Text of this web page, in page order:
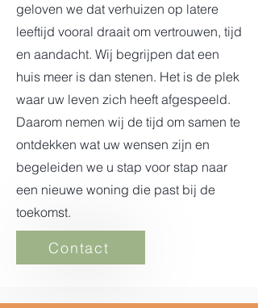
geloven we dat verhuizen op latere
leeftijd vooral draait om vertrouwen, tijd
en aandacht. Wij begrijpen dat een
huis meer is dan stenen. Het is de plek
waar uw leven zich heeft afgespeeld.
Daarom nemen wij de tijd om samen te
ontdekken wat uw wensen zijn en
begeleiden we u stap voor stap naar
een nieuwe woning die past bij de
toekomst.
Contact